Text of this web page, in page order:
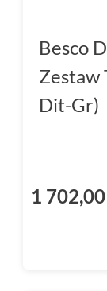
Besco
Zestaw
Dit-Gr)
1